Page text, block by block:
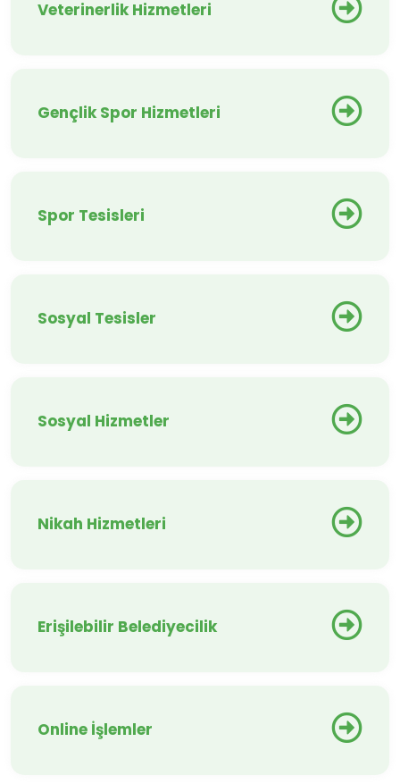
Veterinerlik Hizmetleri
Gençlik Spor Hizmetleri
Spor Tesisleri
Sosyal Tesisler
Sosyal Hizmetler
Nikah Hizmetleri
Erişilebilir Belediyecilik
Online İşlemler